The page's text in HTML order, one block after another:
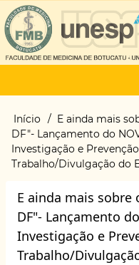
Main
menu
Trilha
de
navegação
Início
E ainda mais
DF"- Lançamento do
Investigação e
Trabalho/Divulgação do
E ainda mais sobre
DF"- Lançamento
Investigação e
Trabalho/